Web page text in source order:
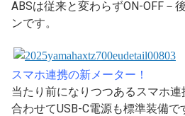
ABSは従来と変わらずON-OFF－
ンです。
スマホ連携の新メーター！
当たり前になりつつあるスマホ連
合わせてUSB-C電源も標準装備で